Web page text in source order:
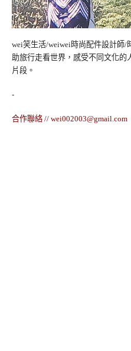
wei笑生活/weiwei時尚配件設計師/
助旅行走看世界，感受不同文化的
片段。
-
合作聯絡 // wei002003@gmail.com